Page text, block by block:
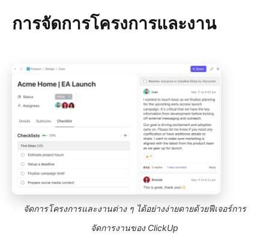
การจัดการโครงการและงาน
จัดการโครงการและงานต่าง ๆ ได้อย่างง่ายดายด้วยฟีเจอร์การ
จัดการงานของ ClickUp